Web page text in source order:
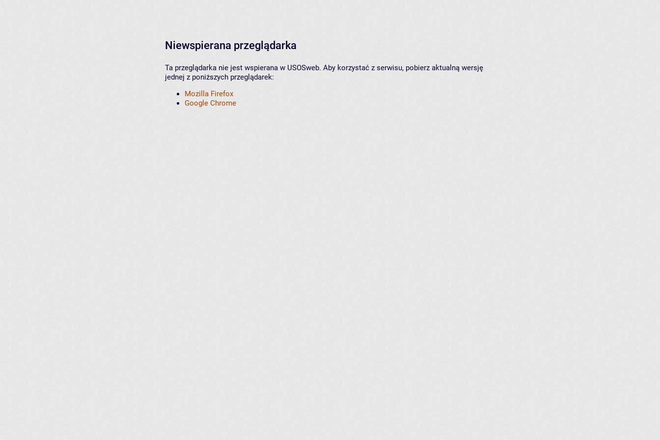
Niewspierana przeglądarka
Ta przeglądarka nie jest wspierana w USOSweb. Aby korzystać z serwisu, pobierz aktualną wersję
jednej z poniższych przeglądarek:
Mozilla Firefox
Google Chrome